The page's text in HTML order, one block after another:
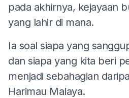
pada akhirnya, kejayaan
yang lahir di mana.
Ia soal siapa yang
dan siapa yang kita beri
menjadi sebahagian
Harimau Malaya.